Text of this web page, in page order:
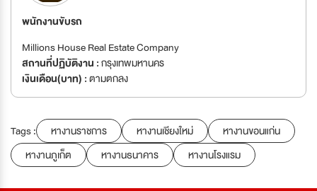
พนักงานขับรถ
Millions House Real Estate Company
สถานที่ปฏิบัติงาน :กรุงเทพมหานคร
เงินเดือน(บาท) :ตามตกลง
Tags : หางานราชการ หางานเชียงใหม่
หางานขอนแก่น
หางานภูเก็ต
หางานธนาคาร หางานโรงแรม